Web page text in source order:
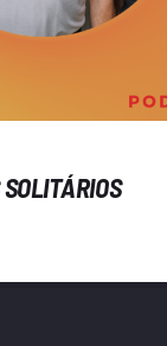
SOLITÁRIOS